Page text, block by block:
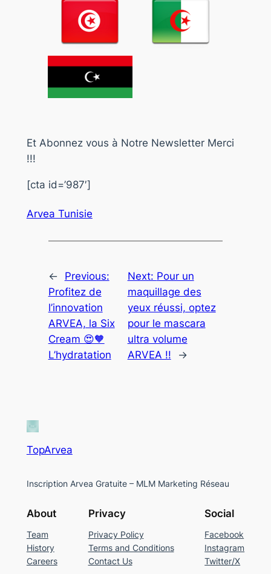
Et Abonnez vous à Notre Newsletter Merci
!!!
[cta id=’987′]
Arvea Tunisie
←
Previous:
Profitez de
l’innovation
ARVEA, la Six
Cream 😍🧡
L’hydratation
Next: Pour un
maquillage des
yeux réussi, optez
pour le mascara
ultra volume
ARVEA !!
→
TopArvea
Inscription Arvea Gratuite – MLM Marketing Réseau
About
Team
History
Careers
Privacy
Privacy Policy
Terms and Conditions
Contact Us
Social
Facebook
Instagram
Twitter/X